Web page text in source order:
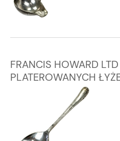
FRANCIS HOWARD
PLATEROWANYCH